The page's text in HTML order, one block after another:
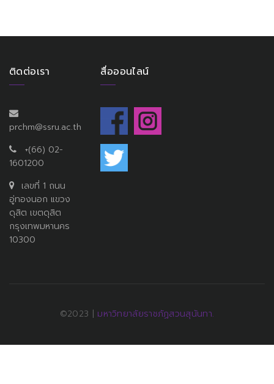
ติดต่อเรา
prchm@ssru.ac.th
+(66) 02-
1601200
เลขที่ 1 ถนน
อู่ทองนอก แขวง
ดุสิต เขตดุสิต
กรุงเทพมหานคร
10300
สื่อออนไลน์
©2023 | มหาวิทยาลัยราชภัฏสวนสุนันทา.